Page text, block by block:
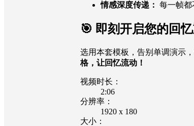
情感深度传递： 每一帧都
🎯 即刻开启您的回
选用本套模板，告别单调演示
格，让回忆流动！
视频时长：
2:06
分辨率：
1920 x 180
大小：